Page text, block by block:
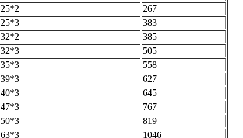
25*2
267
25*3
383
32*2
385
32*3
505
35*3
558
39*3
627
40*3
645
47*3
767
50*3
819
63*3
1046